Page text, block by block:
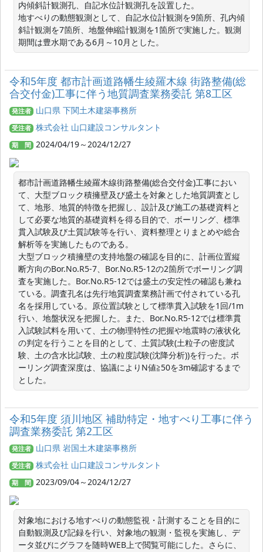
内傾斜計観測孔、自記水位計観測孔を設置した。
地すべりの動態観測として、自記水位計観測を9箇所、孔内傾
斜計観測を7箇所、地盤伸縮計観測を1箇所で実施した。観測
期間は豊水期である6月～10月とした。
令和5年度 都市計画道路幡生綾羅木線 街路整備(総
合交付金)工事に伴う地質調査業務委託 第8工区
発注者 山口県 下関土木建築事務所
受注者 株式会社 山口建設コンサルタント
期 間 2024/04/19～2024/12/27
都市計画道路幡生綾羅木線街路整備(総合交付金)工事におい
て、大型ブロック積擁壁及び盛土を対象とした地質調査とし
て、地形、地質的特徴を把握し、設計及び施工の基礎資料と
して必要な地質的基礎資料を得る目的で、ボーリング、標準
貫入試験及び土質試験等を行い、資料整理とりまとめや総合
解析等を実施したものである。
大型ブロック積擁壁の支持地盤の確認を目的に、計画位置縦
断方向のBor.No.R5-7、Bor.No.R5-12の2箇所でボーリング調
査を実施した。Bor.No.R5-12では盛土の安定性の確認も兼ね
ている。調査孔名は先行地質調査業務計画で付されている孔
名を採用している。原位置試験として標準貫入試験を1回/1m
行い、地盤状況を把握した。また、Bor.No.R5-12では標準貫
入試験試料を用いて、土の物理特性の把握や地震時の液状化
の判定を行うことを目的として、土質試験(土粒子の密度試
験、土の含水比試験、土の粒度試験(沈降分析))を行った。ボ
ーリング調査深度は、協議によりN値≧50を3m確認するまで
とした。
令和5年度 須川地区 補助特定・地すべり工事に伴う
調査業務委託 第2工区
発注者 山口県 岩国土木建築事務所
受注者 株式会社 山口建設コンサルタント
期 間 2023/09/04～2024/12/27
対象地における地すべりの動態監視・計測することを目的に
自動観測及び記録を行い、対象地の観測・監視を実施し、デ
ータ並びにグラフを随時WEB上で閲覧可能にした。さらに、